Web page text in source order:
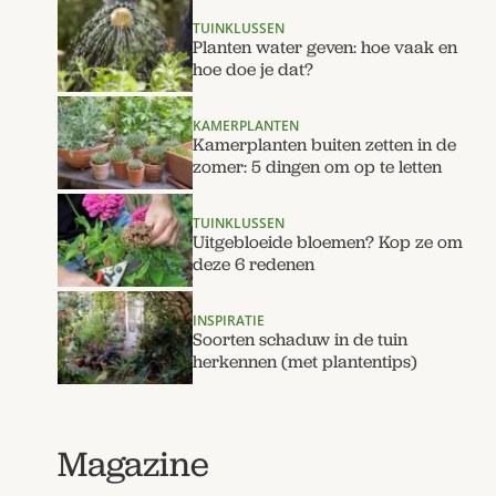
TUINKLUSSEN
Planten water geven: hoe vaak en
hoe doe je dat?
KAMERPLANTEN
Kamerplanten buiten zetten in de
zomer: 5 dingen om op te letten
TUINKLUSSEN
Uitgebloeide bloemen? Kop ze om
deze 6 redenen
INSPIRATIE
Soorten schaduw in de tuin
herkennen (met plantentips)
Magazine